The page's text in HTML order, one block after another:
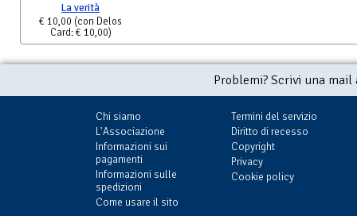
La verità
€ 10,00 (con Delos
Card: € 10,00)
Problemi? Scrivi una
Chi siamo
L'Associazione
Informazioni sui
pagamenti
Informazioni sulle
spedizioni
Come usare il sito
Termini del servizio
Diritto di recesso
Copyright
Privacy
Cookie policy